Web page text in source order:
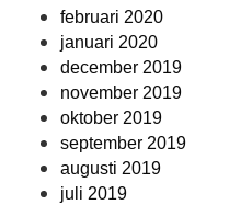
februari 2020
januari 2020
december 2019
november 2019
oktober 2019
september 2019
augusti 2019
juli 2019